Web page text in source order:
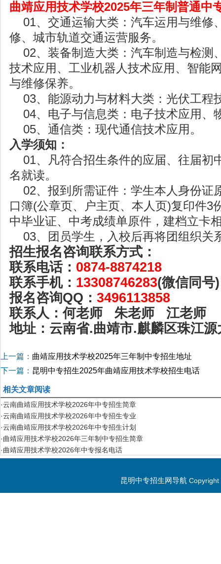
曲靖应用技术学校2025年三年制普通中
01、交通运输大类：汽车运用与维修
修、城市轨道交通运营服务。
02、装备制造大类：汽车制造与检测
技术应用、工业机器人技术应用、智能
与维修保养。
03、能源动力与材料大类：光伏工程
04、电子与信息类：电子技术应用、
05、通信类：现代通信技术应用。
入学须知：
01、凡符合招生条件的应届、往届初
名就读。
02、报到所需证件：学生本人身份证
口簿(公章页、户主页、本人页)复印件3
中毕业证、中考成绩单原件，建档立卡
03、团员学生，入校后再将团组织关
招生报名咨询联系方式：
联系电话： 0874-8874218
联系手机： 13308746283(微信同号)
报名咨询QQ： 3496113858
联系人：何老师 朱老师 江老师
地址：云南省.曲靖市.麒麟区珠江源
上一篇： 曲靖应用技术学校2025年三年制中专招生地址
下一篇： 昆明中专招生2025年曲靖应用技术学校招生电话
相关文章阅读
·云南曲靖应用技术学校2026年中专招生简章
·云南曲靖应用技术学校2026年中专招生专业
·云南曲靖应用技术学校2026年中专招生计划
·曲靖应用技术学校2026年三年制中专招生简章
·曲靖应用技术学校2026年中专报名电话
昆明中专招生网导航 Copyright